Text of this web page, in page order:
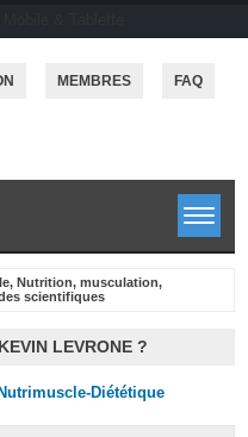
MEMBRES FAQ
Nutrition, musculation,
scientifiques
LEVRONE ?
Diététique